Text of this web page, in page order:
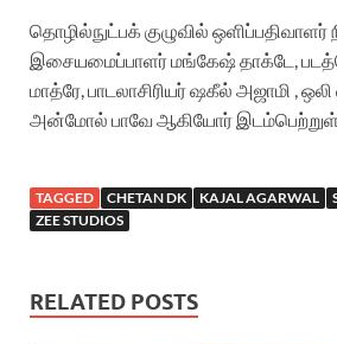
தொழில்நுட்பக் குழுவில் ஒளிப்பதிவாளர்
இசையமைப்பாளர் மங்கேஷ் தாக்டே,
மாத்ரே, பாடலாசிரியர் ஷகீல் அஜாமி ,
அன்மோல் பாவே ஆகியோர்
TAGGED CHETAN DK KAJAL AGARWAL
ZEE STUDIOS
RELATED POSTS